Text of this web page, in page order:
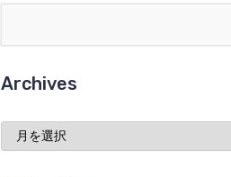
Archives
Archives